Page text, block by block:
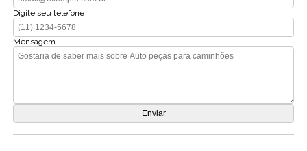
Digite seu telefone
Mensagem